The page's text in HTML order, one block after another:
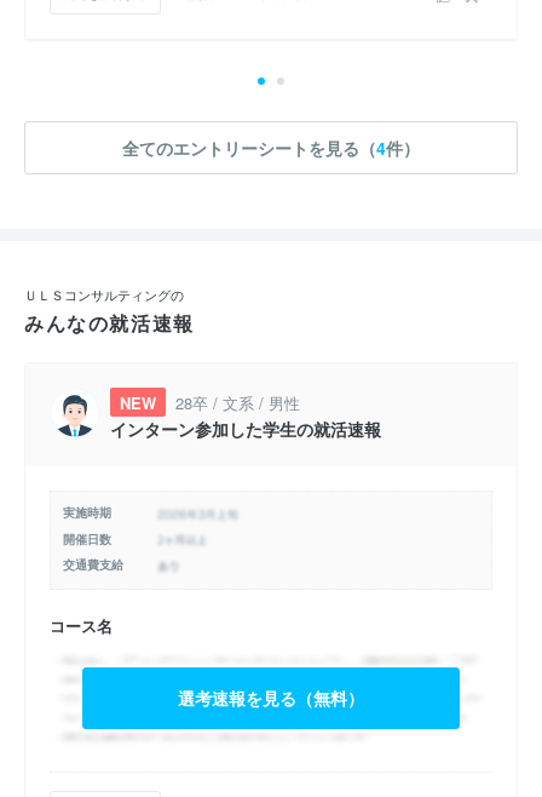
全てのエントリーシートを見る（4件）
ＵＬＳコンサルティングの
みんなの就活速報
NEW 28卒 / 文系 / 男性
インターン参加した学生の就活速報
実施時期
開催日数
交通費支給
コース名
選考速報を見る（無料）